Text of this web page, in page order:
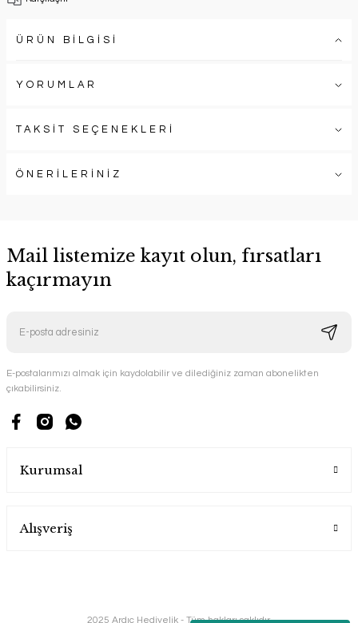
ÜRÜN BİLGİSİ
YORUMLAR
TAKSİT SEÇENEKLERİ
ÖNERİLERİNİZ
Mail listemize kayıt olun, fırsatları
kaçırmayın
E-postalarımızı almak için kaydolabilir ve dilediğiniz zaman abonelikten
çıkabilirsiniz.
Kurumsal
Alışveriş
2025 Ardıç Hediyelik - Tüm hakları saklıdır.